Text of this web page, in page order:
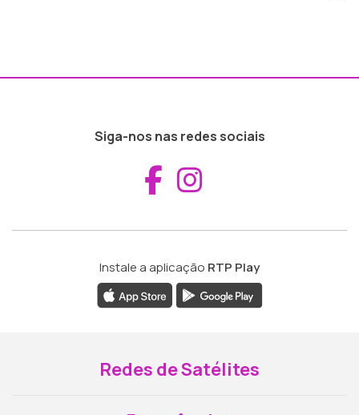
Siga-nos nas redes sociais
Aceder ao
Instale a aplicação RTP Play
Redes de Satélites